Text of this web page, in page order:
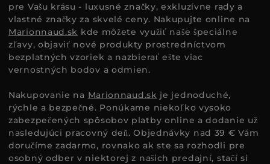
pre Vašu krásu - luxusné značky, exkluzívne rady a
vlastné značky za skvelé ceny. Nakupujte online na
Marionnaud.sk kde môžete využiť naše špeciálne
zľavy, objaviť nové produkty prostredníctvom
bezplatných vzoriek a nazbierať ešte viac
vernostných bodov a odmien.
Nakupovanie na Marionnaud.sk je jednoduché,
rýchle a bezpečné. Ponúkame niekoľko vysoko
zabezpečených spôsobov platby online a dodanie už
nasledujúci pracovný deň. Objednávky nad 39 € Vám
doručíme zadarmo, rovnako ak ste sa rozhodli pre
osobný odber v niektorej z našich predajní, stačí si